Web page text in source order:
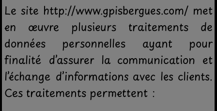
Le site http://www.gpisbergues.com/ met
en œuvre plusieurs traitements de
données personnelles ayant pour
finalité d’assurer la communication et
l’échange d’informations avec les clients.
Ces traitements permettent :